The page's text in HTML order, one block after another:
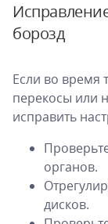
борозд
Если во время
перекосы или
исправить
органов.
дисков.